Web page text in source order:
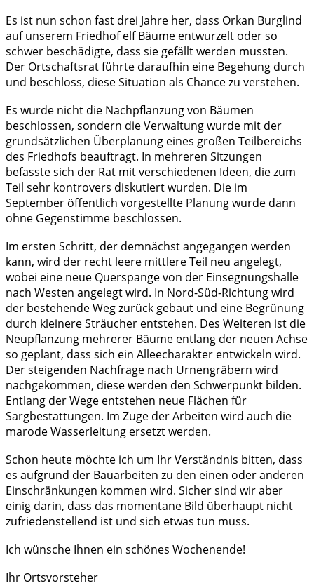
Es ist nun schon fast drei Jahre her, dass Orkan Burglind
auf unserem Friedhof elf Bäume entwurzelt oder so
schwer beschädigte, dass sie gefällt werden mussten.
Der Ortschaftsrat führte daraufhin eine Begehung durch
und beschloss, diese Situation als Chance zu verstehen.
Es wurde nicht die Nachpflanzung von Bäumen
beschlossen, sondern die Verwaltung wurde mit der
grundsätzlichen Überplanung eines großen Teilbereichs
des Friedhofs beauftragt. In mehreren Sitzungen
befasste sich der Rat mit verschiedenen Ideen, die zum
Teil sehr kontrovers diskutiert wurden. Die im
September öffentlich vorgestellte Planung wurde dann
ohne Gegenstimme beschlossen.
Im ersten Schritt, der demnächst angegangen werden
kann, wird der recht leere mittlere Teil neu angelegt,
wobei eine neue Querspange von der Einsegnungshalle
nach Westen angelegt wird. In Nord-Süd-Richtung wird
der bestehende Weg zurück gebaut und eine Begrünung
durch kleinere Sträucher entstehen. Des Weiteren ist die
Neupflanzung mehrerer Bäume entlang der neuen Achse
so geplant, dass sich ein Alleecharakter entwickeln wird.
Der steigenden Nachfrage nach Urnengräbern wird
nachgekommen, diese werden den Schwerpunkt bilden.
Entlang der Wege entstehen neue Flächen für
Sargbestattungen. Im Zuge der Arbeiten wird auch die
marode Wasserleitung ersetzt werden.
Schon heute möchte ich um Ihr Verständnis bitten, dass
es aufgrund der Bauarbeiten zu den einen oder anderen
Einschränkungen kommen wird. Sicher sind wir aber
einig darin, dass das momentane Bild überhaupt nicht
zufriedenstellend ist und sich etwas tun muss.
Ich wünsche Ihnen ein schönes Wochenende!
Ihr Ortsvorsteher